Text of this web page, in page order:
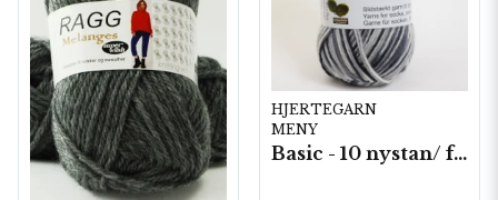
HJERTEGARN
MENY
Basic - 10 nystan/ fp. a50 g